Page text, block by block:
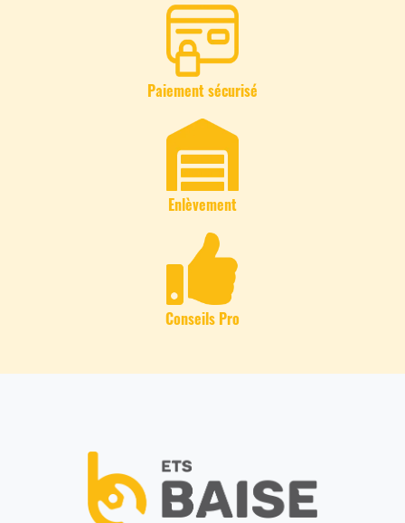
Paiement sécurisé
Enlèvement
Conseils Pro